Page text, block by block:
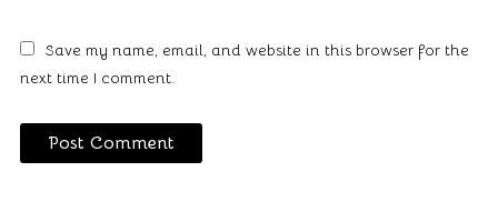
Save my name, email, and website in this browser for the
next time I comment.